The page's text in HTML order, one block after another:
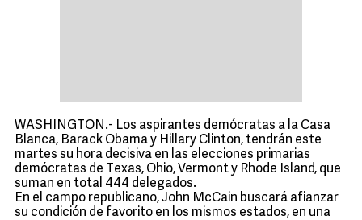
WASHINGTON.- Los aspirantes demócratas a la Casa
Blanca, Barack Obama y Hillary Clinton, tendrán este
martes su hora decisiva en las elecciones primarias
demócratas de Texas, Ohio, Vermont y Rhode Island, que
suman en total 444 delegados.
En el campo republicano, John McCain buscará afianzar
su condición de favorito en los mismos estados, en una